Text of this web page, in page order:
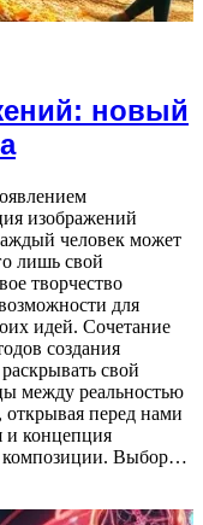
новый
изображений
человек может
лишь свой
творчество
для
идей. Сочетание
создания
свой
между реальностью
перед нами
и концепция
композиции. Выбор…